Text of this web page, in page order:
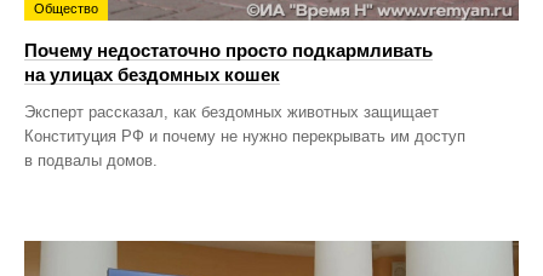
Общество
Почему недостаточно просто подкармливать
на улицах бездомных кошек
Эксперт рассказал, как бездомных животных защищает
Конституция РФ и почему не нужно перекрывать им доступ
в подвалы домов.